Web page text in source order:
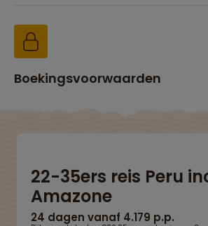
Boekingsvoorwaarden
22-35ers reis Peru
Amazone
24 dagen vanaf 4.179 p.p.